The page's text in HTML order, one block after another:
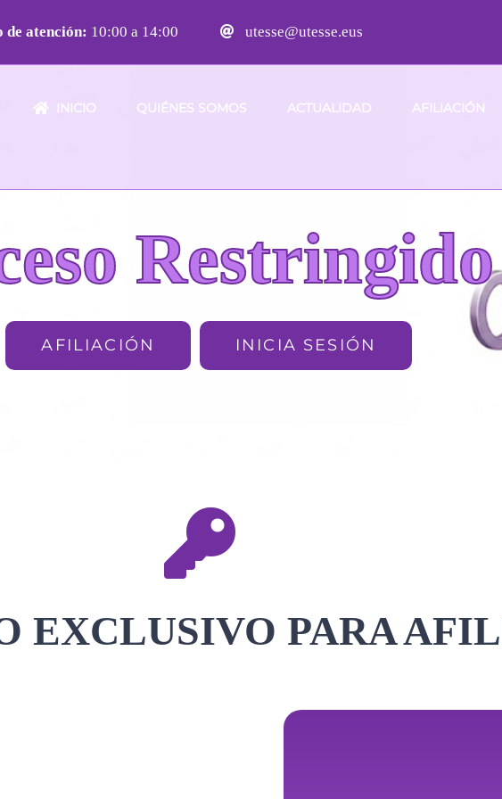
atención: 10:00 a 14:00 utesse@utesse.eus
INICIO QUIÉNES SOMOS ACTUALIDAD AFILIACIÓN
Restringido
AFILIACIÓN INICIA SESIÓN
EXCLUSIVO PARA